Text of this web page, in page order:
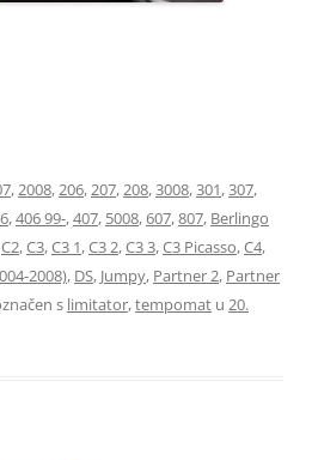
,2008,206,207,208,3008,301,307,
,406 99-,407, 5008,607,807, Berlingo
C2,C3,C3 1,C3 2,C3 3,C3 Picasso,C4,
2008), DS, Jumpy, Partner 2, Partner
s limitator,tempomat u 20.